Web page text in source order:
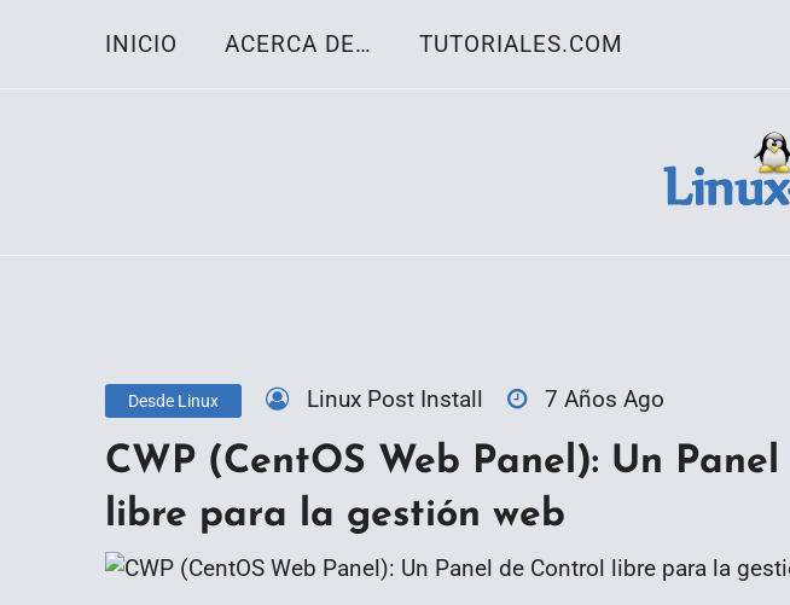
INICIO ACERCA DE… TUTORIALES.COM
Desde Linux Linux Post Install 7 Años Ago
CWP (CentOS Web Panel): Un
libre para la gestión web